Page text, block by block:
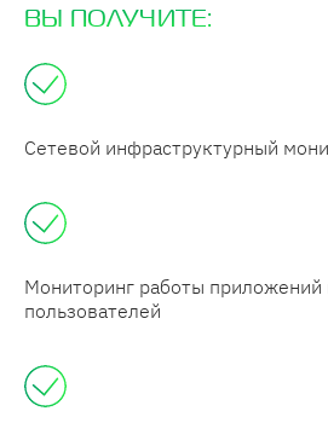
ВЫ ПОЛУЧИТЕ:
Сетевой инфраструктурный
Мониторинг работы приложений
пользователей